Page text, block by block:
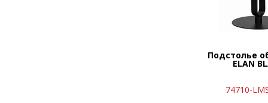
Подстолье
ELAN
74710-